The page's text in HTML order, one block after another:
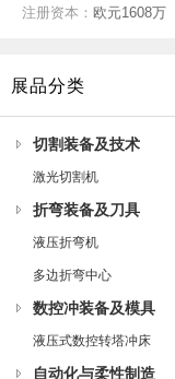
注册资本： 欧元1608万
展品分类
切割装备及技术
激光切割机
折弯装备及刀具
液压折弯机
多边折弯中心
数控冲装备及模具
液压式数控转塔冲床
自动化与柔性制造